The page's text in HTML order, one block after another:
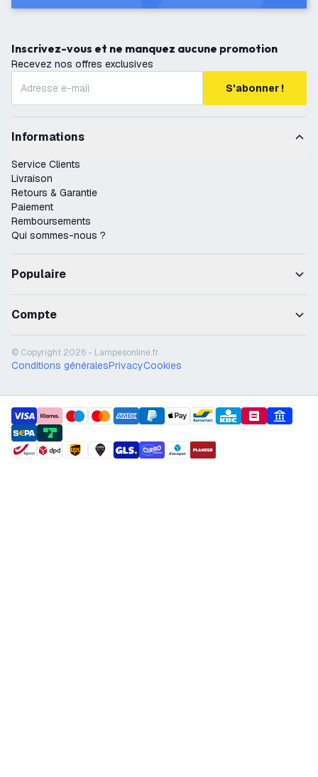
Inscrivez-vous et ne manquez aucune promotion
Recevez nos offres exclusives
S'abonner !
Informations
Service Clients
Livraison
Retours & Garantie
Paiement
Remboursements
Qui sommes-nous ?
Populaire
Compte
© Copyright 2026 - Lampesonline.fr
Conditions généralesPrivacyCookies
payment methods
shipment methods